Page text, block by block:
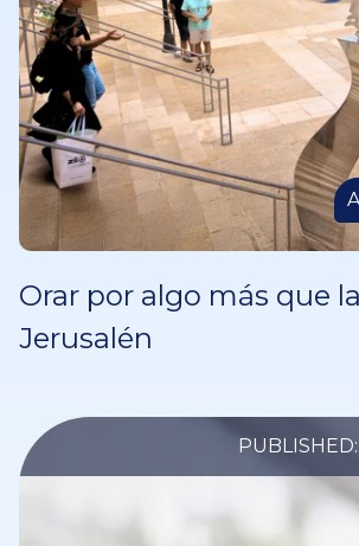
Orar por algo más que
Jerusalén